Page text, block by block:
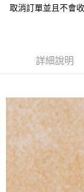
台灣樂天信用卡公
AFTEE先享後付是
３．安心：先確認商
【「AFTEE先享後付
１．於結帳方式選擇
結帳頁面，進行簡訊
２．訂單成立數日內
３．收到繳費通知簡
ATM／網路銀行／等
ATM付款
新竹物流宅配
每筆NT$120，滿
新竹物流離島宅配
每筆NT$350，滿
LINEX 宇迅國際
取消訂單並且不會
詳細說明